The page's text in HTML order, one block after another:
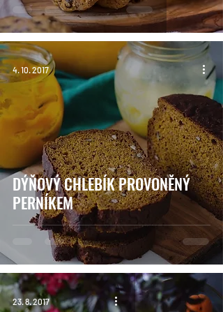
DÝŇOVÝ CHLEBÍK PROVONĚNÝ
PERNÍKEM
4. 10. 2017
23. 8. 2017